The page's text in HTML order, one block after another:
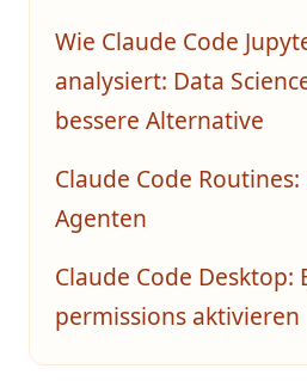
Wie Claude Code
analysiert: Data
bessere Alternative
Claude Code
Agenten
Claude Code Desktop:
permissions aktivieren